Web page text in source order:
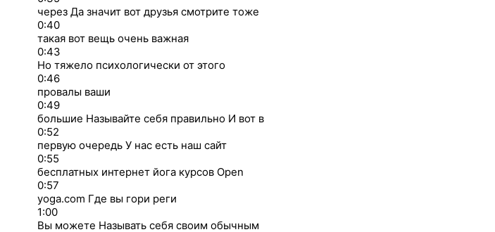
через Да значит вот друзья смотрите тоже
0:40
такая вот вещь очень важная
0:43
Но тяжело психологически от этого
0:46
провалы ваши
0:49
большие Называйте себя правильно И вот в
0:52
первую очередь У нас есть наш сайт
0:55
бесплатных интернет йога курсов Open
0:57
yoga.com Где вы гори реги
1:00
Вы можете Называть себя своим обычным